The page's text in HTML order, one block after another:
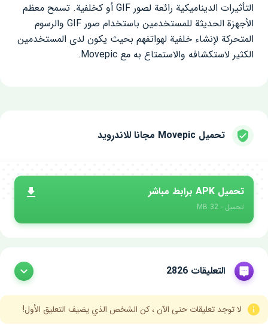
التأثيرات الديناميكية رائعة لصور GIF أو كخلفية. تسمح معظم
الأجهزة الحديثة للمستخدمين باستخدام صور GIF والرسوم
المتحركة لإنشاء خلفية لهواتفهم بحيث يكون لدى المستخدمين
الكثير لاستكشافه والاستمتاع به مع Movepic.
تحميل Movepic مجانا للاندرويد
تحميل APK برابط مباشر
تحميل - 32 MB
التعليقات 2826
لا توجد تعليقات حتى الآن ، كن الشخص الذي يضيف التعليق الأول!